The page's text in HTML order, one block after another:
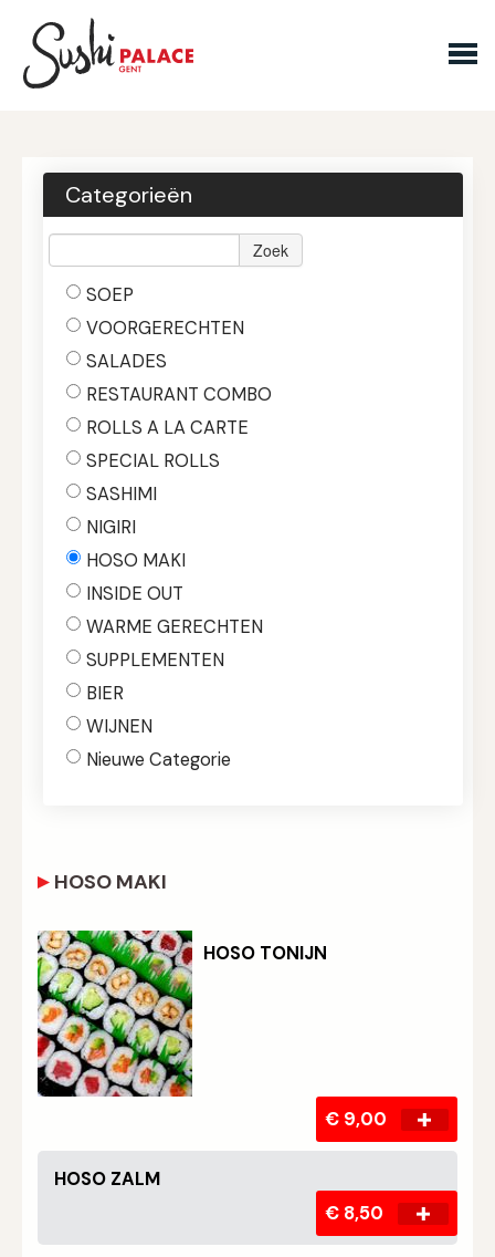
LOGIN
Categorieën
Zoek
SOEP
VOORGERECHTEN
SALADES
RESTAURANT COMBO
ROLLS A LA CARTE
SPECIAL ROLLS
SASHIMI
NIGIRI
HOSO MAKI
INSIDE OUT
WARME GERECHTEN
SUPPLEMENTEN
BIER
WIJNEN
Nieuwe Categorie
HOSO MAKI
HOSO TONIJN
€ 9,00
HOSO ZALM
€ 8,50